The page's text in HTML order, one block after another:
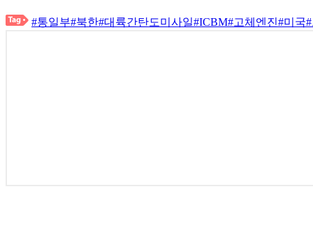
#통일부#북한#대륙간탄도미사일#ICBM#고체엔진#미국